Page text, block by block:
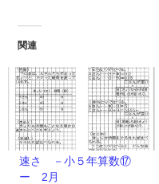
関連
速さ －小５年算数⑰
ー 2月